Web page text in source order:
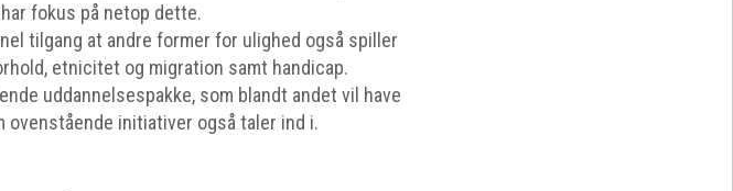
fokus på netop dette.
tilgang at andre former for ulighed også spiller
etnicitet og migration samt handicap.
uddannelsespakke, som blandt andet vil have
initiativer også taler ind i.